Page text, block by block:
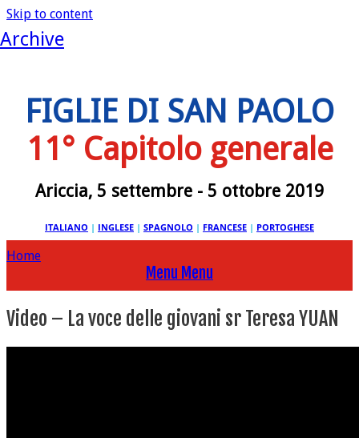
Skip to content
FIGLIE DI SAN PAOLO
11° Capitolo generale
Ariccia, 5 settembre - 5 ottobre 2019
ITALIANO | INGLESE | SPAGNOLO | FRANCESE | PORTOGHESE
Home
Menu Menu
Archive
Video – La voce delle giovani sr Teresa YUAN